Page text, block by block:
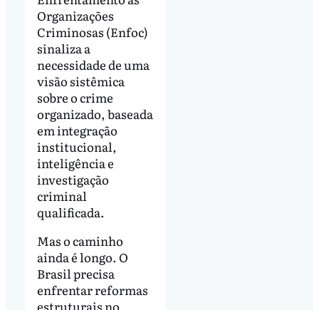
Organizações
Criminosas (Enfoc)
sinaliza a
necessidade de uma
visão sistêmica
sobre o crime
organizado, baseada
em integração
institucional,
inteligência e
investigação
criminal
qualificada.
Mas o caminho
ainda é longo. O
Brasil precisa
enfrentar reformas
estruturais no